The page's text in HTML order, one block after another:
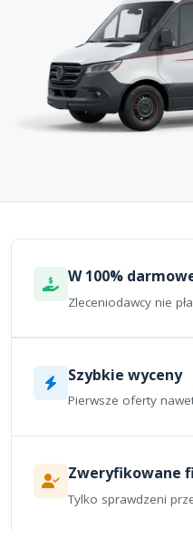
W 100%
Zleceniodawcy nie
Szybkie wyceny
Pierwsze oferty
Zweryfikowane
Tylko sprawdzeni